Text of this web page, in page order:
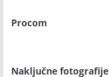
Procom
Naključne fotografije